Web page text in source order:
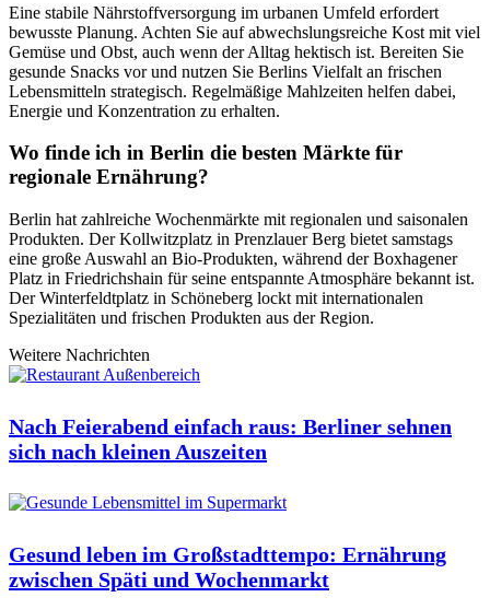
Eine stabile Nährstoffversorgung im urbanen Umfeld erfordert
bewusste Planung. Achten Sie auf abwechslungsreiche Kost mit viel
Gemüse und Obst, auch wenn der Alltag hektisch ist. Bereiten Sie
gesunde Snacks vor und nutzen Sie Berlins Vielfalt an frischen
Lebensmitteln strategisch. Regelmäßige Mahlzeiten helfen dabei,
Energie und Konzentration zu erhalten.
Wo finde ich in Berlin die besten Märkte für
regionale Ernährung?
Berlin hat zahlreiche Wochenmärkte mit regionalen und saisonalen
Produkten. Der Kollwitzplatz in Prenzlauer Berg bietet samstags
eine große Auswahl an Bio-Produkten, während der Boxhagener
Platz in Friedrichshain für seine entspannte Atmosphäre bekannt ist.
Der Winterfeldtplatz in Schöneberg lockt mit internationalen
Spezialitäten und frischen Produkten aus der Region.
Weitere Nachrichten
Nach Feierabend einfach raus: Berliner sehnen
sich nach kleinen Auszeiten
Gesund leben im Großstadttempo: Ernährung
zwischen Späti und Wochenmarkt